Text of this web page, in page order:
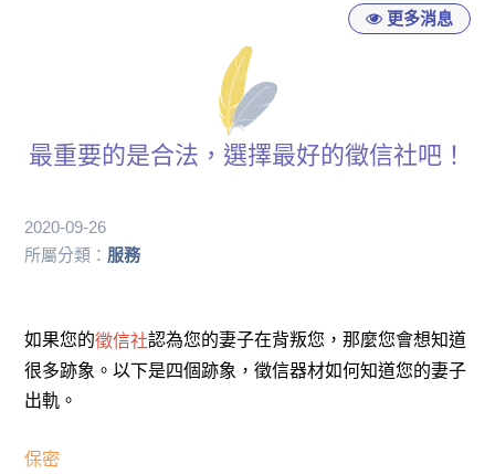
更多消息
最重要的是合法，選擇最好的徵信社吧！
2020-09-26
所屬分類： 服務
如果您的徵信社認為您的妻子在背叛您，那麼您會想知道
很多跡象。以下是四個跡象，徵信器材如何知道您的妻子
出軌。
保密